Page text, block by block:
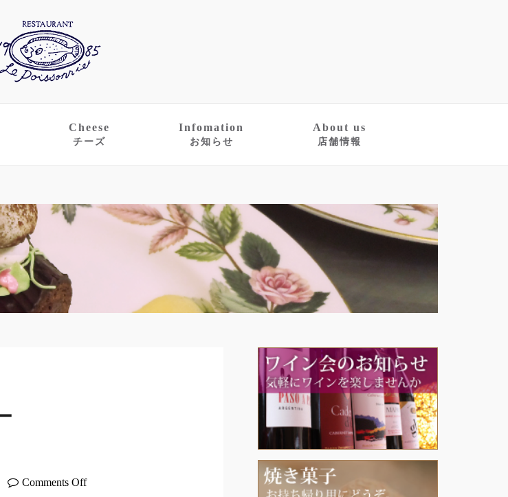
Cheese
チーズ
Infomation
お知らせ
About us
店舗情報
Comments Off